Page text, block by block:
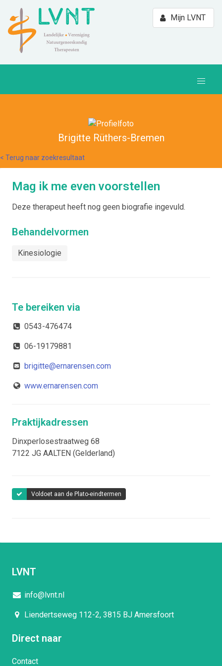
Mijn LVNT
Brigitte Rüthers-Bremen
< Terug naar zoekresultaat
Mag ik me even voorstellen
Deze therapeut heeft nog geen biografie ingevuld.
Behandelvormen
Kinesiologie
Te bereiken via
0543-476474
06-19179881
brigitte@ernarensen.com
www.ernarensen.com
Praktijkadressen
Dinxperlosestraatweg 68
7122 JG AALTEN (Gelderland)
Voldoet aan de Plato-eindtermen
LVNT
info@lvnt.nl
Liendertseweg 112-2, 3815 BJ Amersfoort
Direct naar
Contact